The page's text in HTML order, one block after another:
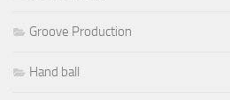
Groove Production
Hand ball